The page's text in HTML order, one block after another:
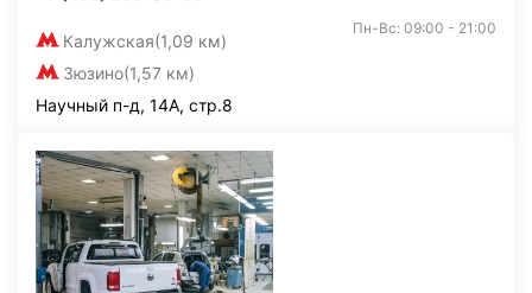
Калужская(1,09 км)
Зюзино(1,57 км)
Пн-Вс: 09:00 - 21:00
Научный п-д, 14А, стр.8